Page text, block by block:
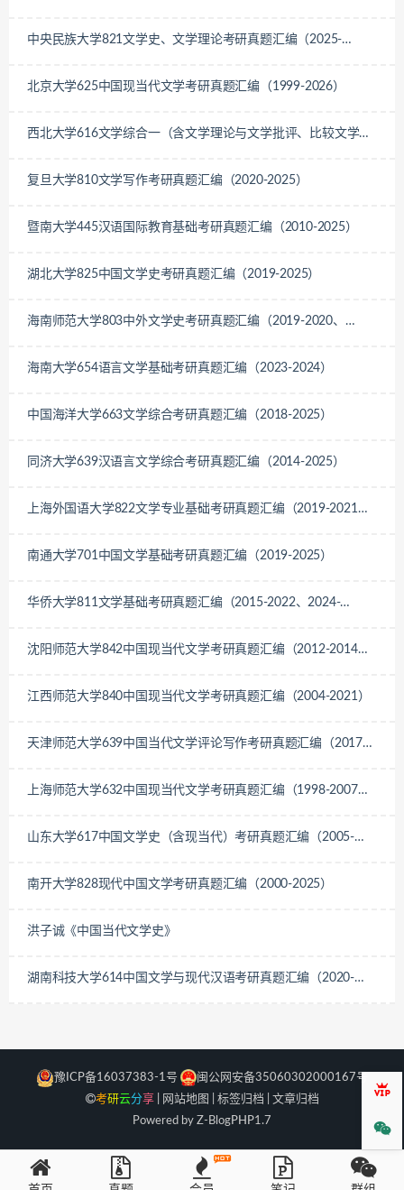
中央民族大学821文学史、文学理论考研真题汇编（2025-
北京大学625中国现当代文学考研真题汇编（1999-2026）
西北大学616文学综合一（含文学理论与文学批评、比较文学与
复旦大学810文学写作考研真题汇编（2020-2025）
暨南大学445汉语国际教育基础考研真题汇编（2010-2025）
湖北大学825中国文学史考研真题汇编（2019-2025）
海南师范大学803中外文学史考研真题汇编（2019-2020、
海南大学654语言文学基础考研真题汇编（2023-2024）
中国海洋大学663文学综合考研真题汇编（2018-2025）
同济大学639汉语言文学综合考研真题汇编（2014-2025）
上海外国语大学822文学专业基础考研真题汇编（2019-2021、
南通大学701中国文学基础考研真题汇编（2019-2025）
华侨大学811文学基础考研真题汇编（2015-2022、2024-
沈阳师范大学842中国现当代文学考研真题汇编（2012-2014、
江西师范大学840中国现当代文学考研真题汇编（2004-2021）
天津师范大学639中国当代文学评论写作考研真题汇编（2017、
上海师范大学632中国现当代文学考研真题汇编（1998-2007、
山东大学617中国文学史（含现当代）考研真题汇编（2005-
南开大学828现代中国文学考研真题汇编（2000-2025）
洪子诚《中国当代文学史》
湖南科技大学614中国文学与现代汉语考研真题汇编（2020-
豫ICP备16037383-1号
闽公网安备35060302000167号
考研云分享| 网站地图 标签归档
文章归档
Powered by Z-BlogPHP1.7
会员
微信